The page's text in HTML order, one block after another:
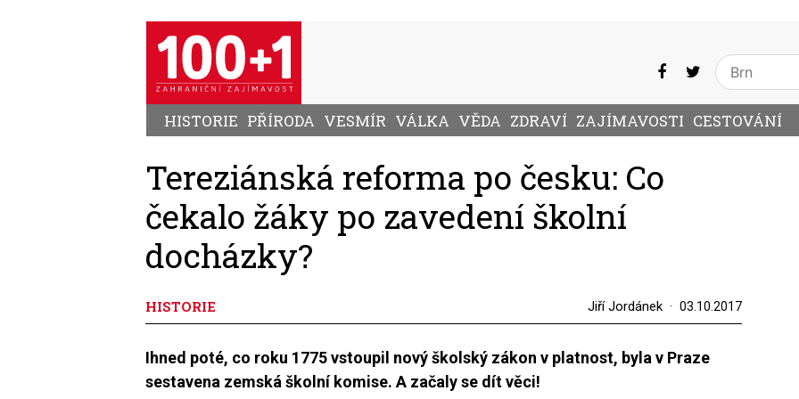
HISTORIE PŘÍRODA VESMÍR VÁLKA VĚDA ZDRAVÍ ZAJÍMAVOSTI CESTOVÁNÍ
Tereziánská reforma po česku: Co
čekalo žáky po zavedení školní
docházky?
HISTORIE Jiří Jordánek 03.10.2017
Ihned poté, co roku 1775 vstoupil nový školský zákon v platnost, byla v Praze
sestavena zemská školní komise. A začaly se dít věci!